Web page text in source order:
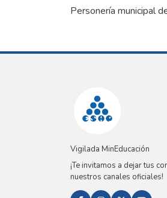
Personería municipal
Vigilada MinEducación
¡Te invitamos a dejar tus
nuestros canales oficiales!